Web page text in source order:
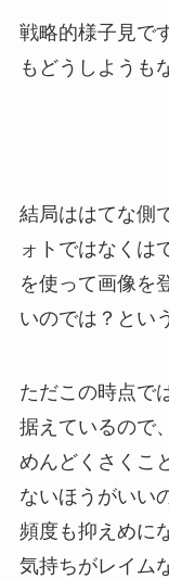
戦略的様子見で
もどうしようも
結局ははてな側
ォトではなくは
を使って画像を
いのでは？とい
ただこの時点で
据えているので
めんどくさくこ
ないほうがいい
頻度も抑えめに
気持ちがレイム